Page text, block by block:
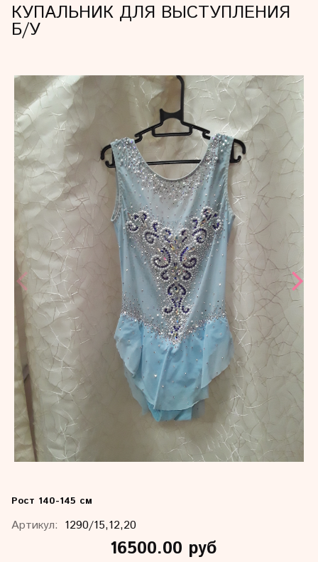
КУПАЛЬНИК ДЛЯ ВЫСТУПЛЕНИЯ
Б/У
Рост 140-145 см
Артикул: 1290/15,12,20
16500.00 руб